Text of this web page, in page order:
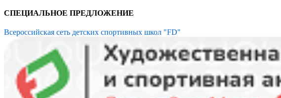
СПЕЦИАЛЬНОЕ ПРЕДЛОЖЕНИЕ
Всероссийская сеть детских спортивных школ "FD"